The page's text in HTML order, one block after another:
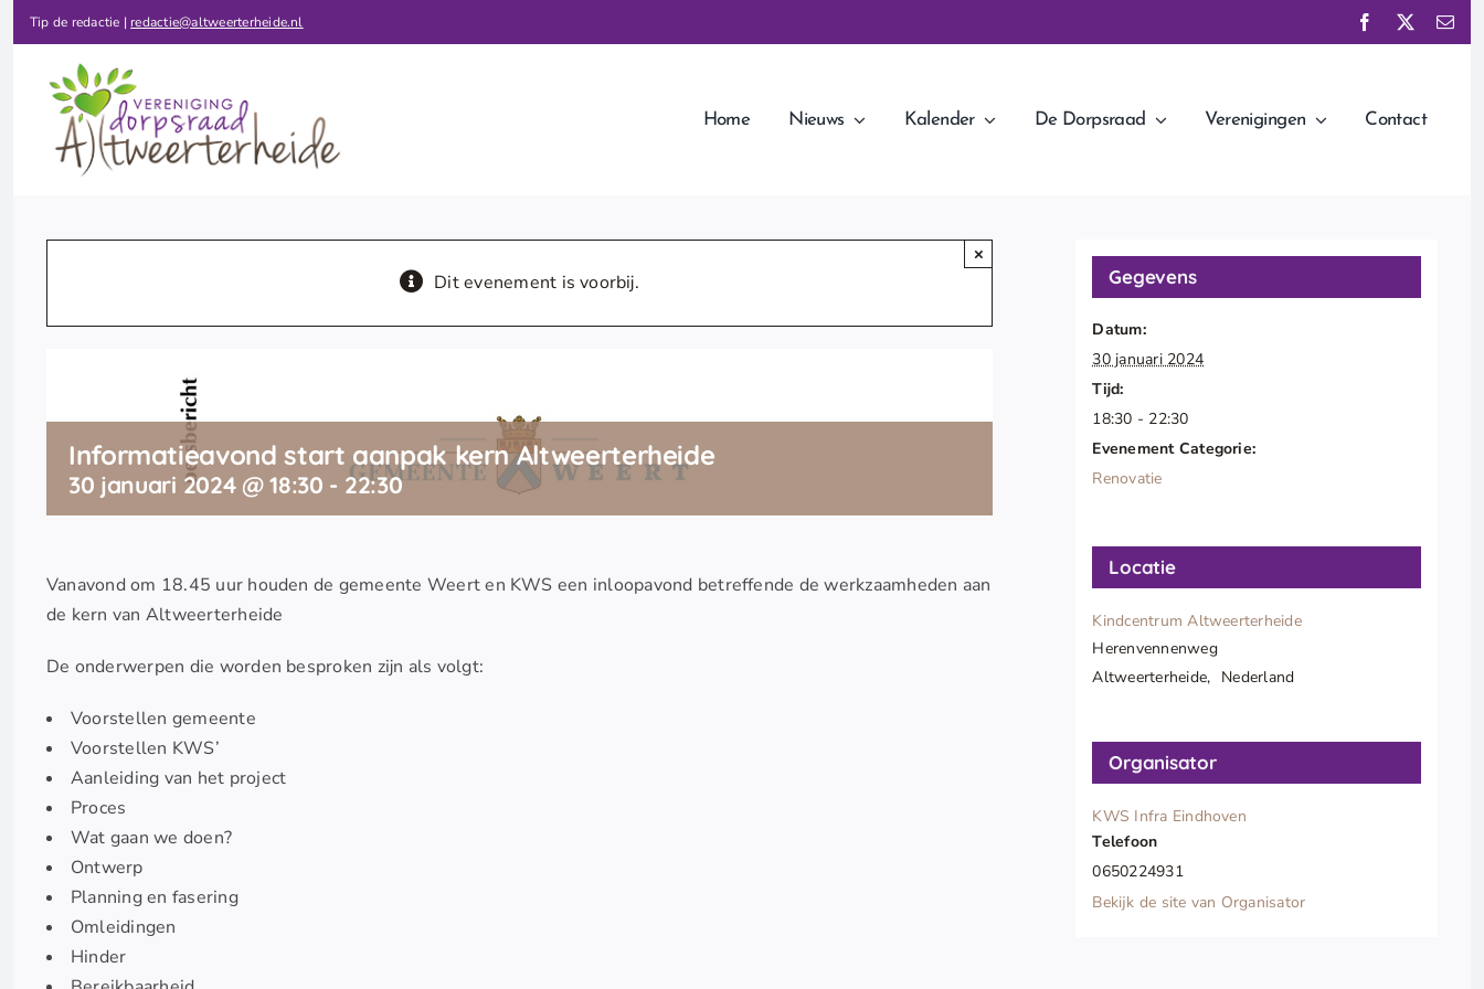
naar
Tip de redactie | redactie@altweerterheide.nl
Home Nieuws Kalender De Dorpsraad Verenigingen Contact
Dit evenement is voorbij.
×
Informatieavond start aanpak kern Altweerterheide
30 januari 2024 @ 18:30 - 22:30
Vanavond om 18.45 uur houden de gemeente Weert en KWS een inloopavond betreffende de werkzaamheden aan
de kern van Altweerterheide
De onderwerpen die worden besproken zijn als volgt:
Voorstellen gemeente
Voorstellen KWS’
Aanleiding van het project
Proces
Wat gaan we doen?
Ontwerp
Planning en fasering
Omleidingen
Hinder
Gegevens
Datum:
30 januari 2024
Tijd:
18:30 - 22:30
Evenement Categorie:
Renovatie
Locatie
Kindcentrum Altweerterheide
Herenvennenweg
Altweerterheide, Nederland
Organisator
KWS Infra Eindhoven
Telefoon
0650224931
Bekijk de site van Organisator